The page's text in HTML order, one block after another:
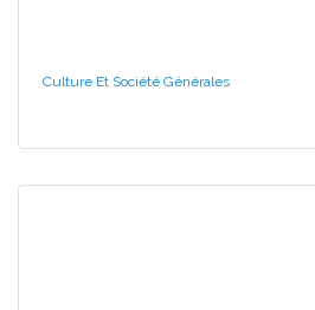
Culture Et Société Générales